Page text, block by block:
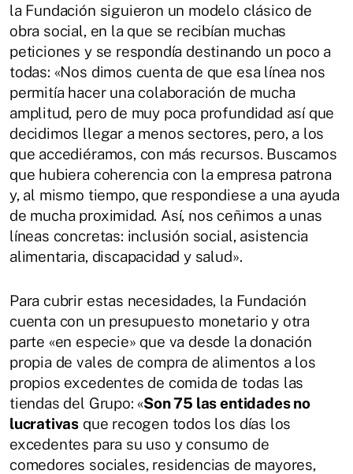
la Fundación siguieron un modelo clásico de
obra social, en la que se recibían muchas
peticiones y se respondía destinando un poco a
todas: «Nos dimos cuenta de que esa línea nos
permitía hacer una colaboración de mucha
amplitud, pero de muy poca profundidad así que
decidimos llegar a menos sectores, pero, a los
que accediéramos, con más recursos. Buscamos
que hubiera coherencia con la empresa patrona
y, al mismo tiempo, que respondiese a una ayuda
de mucha proximidad. Así, nos ceñimos a unas
líneas concretas: inclusión social, asistencia
alimentaria, discapacidad y salud».
Para cubrir estas necesidades, la Fundación
cuenta con un presupuesto monetario y otra
parte «en especie» que va desde la donación
propia de vales de compra de alimentos a los
propios excedentes de comida de todas las
tiendas del Grupo: «Son 75 las entidades no
lucrativas que recogen todos los días los
excedentes para su uso y consumo de
comedores sociales, residencias de mayores,